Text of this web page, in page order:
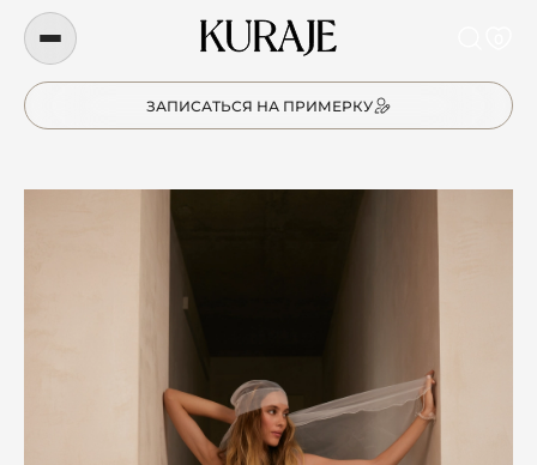
ЗАПИСАТЬСЯ НА ПРИМЕРКУ